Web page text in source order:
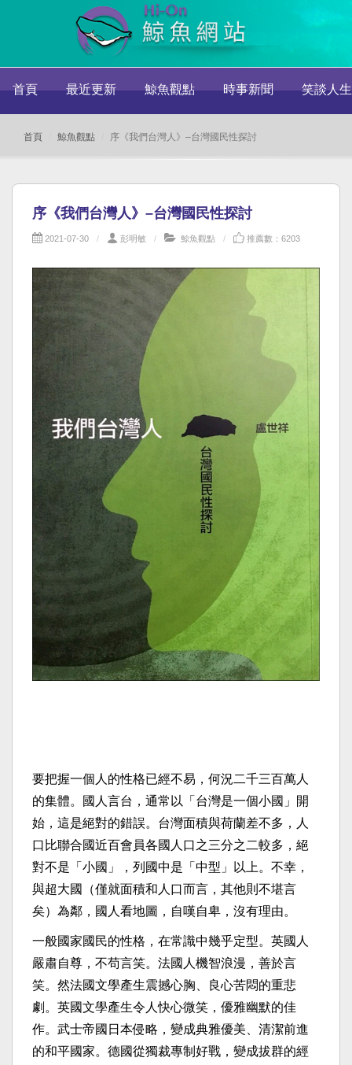
首頁 最近更新 鯨魚觀點 時事新聞 笑談人生
首頁 鯨魚觀點 序《我們台灣人》–台灣國民性探討
序《我們台灣人》–台灣國民性探討
2021-07-30 彭明敏 鯨魚觀點 推薦數：6203
要把握一個人的性格已經不易，何況二千三百萬人
的集體。國人言台，通常以「台灣是一個小國」開
始，這是絕對的錯誤。台灣面積與荷蘭差不多，人
口比聯合國近百會員各國人口之三分之二較多，絕
對不是「小國」，列國中是「中型」以上。不幸，
與超大國（僅就面積和人口而言，其他則不堪言
矣）為鄰，國人看地圖，自嘆自卑，沒有理由。
一般國家國民的性格，在常識中幾乎定型。英國人
嚴肅自尊，不苟言笑。法國人機智浪漫，善於言
笑。然法國文學產生震撼心胸、良心苦悶的重悲
劇。英國文學產生令人快心微笑，優雅幽默的佳
作。武士帝國日本侵略，變成典雅優美、清潔前進
的和平國家。德國從獨裁專制好戰，變成拔群的經